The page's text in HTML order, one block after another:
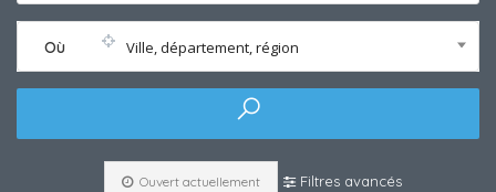
Où Ville, département, région
Ouvert actuellement Filtres avancés